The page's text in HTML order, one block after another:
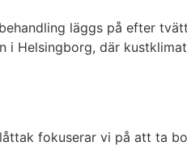
läggs på efter
i Helsingborg, där
fokuserar vi på att ta